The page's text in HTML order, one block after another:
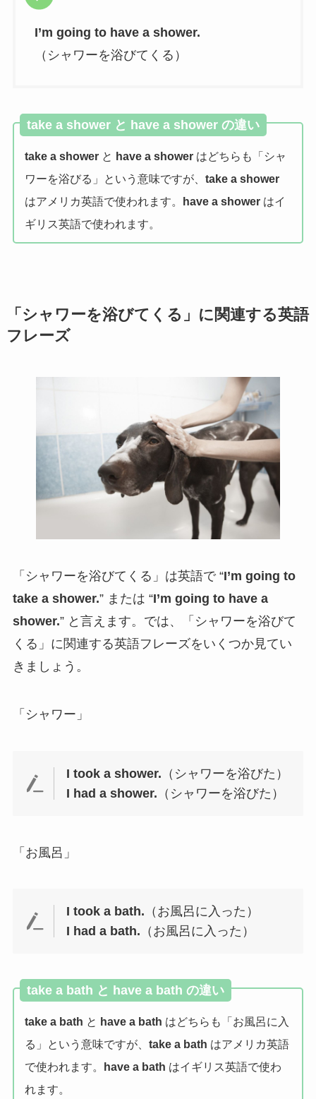
I’m going to have a shower.
（シャワーを浴びてくる）
take a shower と have a shower の違い
take a showerと have a showerはどちらも「シャ
ワーを浴びる」という意味ですが、 take a shower
はアメリカ英語で使われます。
have a showerはイ
ギリス英語で使われます。
「シャワーを浴びてくる」に関連する英語
フレーズ
「シャワーを浴びてくる」は英語で “I’m going to
take a shower.” または “I’m going to have a
shower.” と言えます。では、「シャワーを浴びて
くる」に関連する英語フレーズをいくつか見てい
きましょう。
「シャワー」
I took a shower. （シャワーを浴びた）
I had a shower. （シャワーを浴びた）
「お風呂」
I took a bath. （お風呂に入った）
I had a bath. （お風呂に入った）
take a bath と have a bath の違い
take a bath と have a bath はどちらも「お風呂に入
る」という意味ですが、 take a bath はアメリカ英語
で使われます。
have a bath はイギリス英語で使わ
れます。